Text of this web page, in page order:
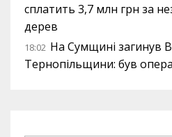
сплатить 3,7 млн грн за
дерев
18:02 На Сумщині загинув
Тернопільщини: був